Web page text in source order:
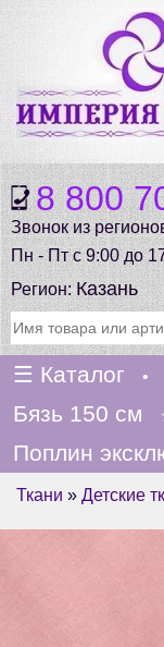
8 800
Звонок из
Пн - Пт с 9:00 до
Регион:Казань
☰ Каталог •
Бязь 150 см
Поплин
Ткани » Детские